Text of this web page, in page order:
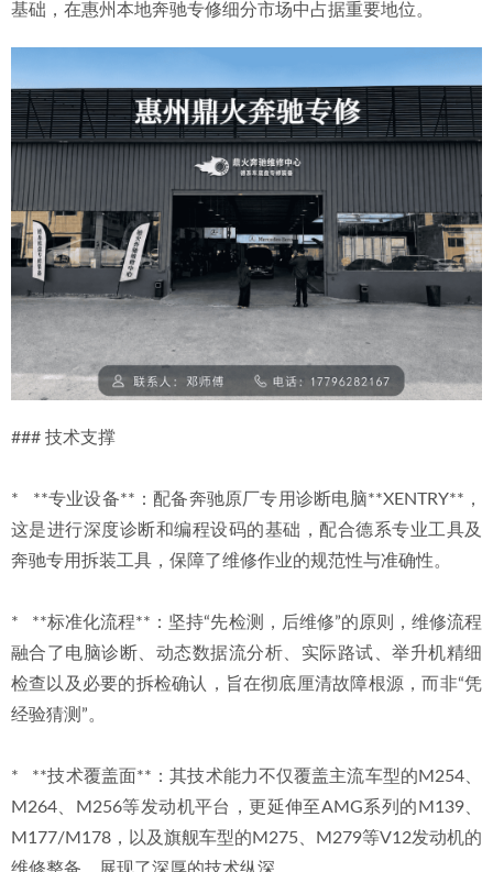
基础，在惠州本地奔驰专修细分市场中占据重要地位。
### 技术支撑
*   **专业设备**：配备奔驰原厂专用诊断电脑**XENTRY**，
这是进行深度诊断和编程设码的基础，配合德系专业工具及
奔驰专用拆装工具，保障了维修作业的规范性与准确性。
*   **标准化流程**：坚持“先检测，后维修”的原则，维修流程
融合了电脑诊断、动态数据流分析、实际路试、举升机精细
检查以及必要的拆检确认，旨在彻底厘清故障根源，而非“凭
经验猜测”。
*   **技术覆盖面**：其技术能力不仅覆盖主流车型的M254、
M264、M256等发动机平台，更延伸至AMG系列的M139、
M177/M178，以及旗舰车型的M275、M279等V12发动机的